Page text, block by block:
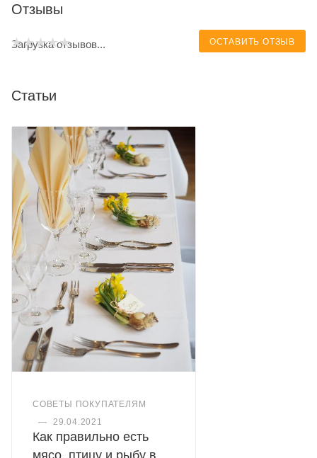
Отзывы
ОСТАВИТЬ ОТЗЫВ
Загрузка отзывов...
Статьи
СОВЕТЫ ПОКУПАТЕЛЯМ
—
29.04.2021
Как правильно есть
мясо, птицу и рыбу в